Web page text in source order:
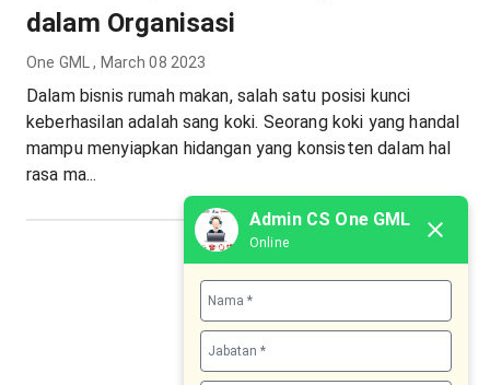
dalam Organisasi
One GML , March 08 2023
Dalam bisnis rumah makan, salah satu posisi kunci
keberhasilan adalah sang koki. Seorang koki yang handal
mampu menyiapkan hidangan yang konsisten dalam hal
rasa ma...
Admin CS One GML
Online